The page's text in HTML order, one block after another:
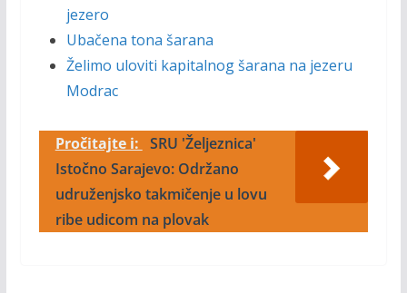
jezero
Ubačena tona šarana
Želimo uloviti kapitalnog šarana na jezeru
Modrac
Pročitajte i: SRU 'Željeznica'
Istočno Sarajevo: Održano
udruženjsko takmičenje u lovu
ribe udicom na plovak